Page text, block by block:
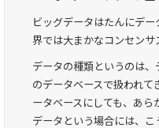
ビッグデータはたんにデ
界では大まかなコンセンサ
データの種類というのは
のデータベースで扱われ
ータベースにしても、あ
データという場合には、